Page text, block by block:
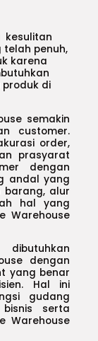
kesulitan
penuh,
karena
di
semakin
customer.
order,
prasyarat
dengan
andal yang
barang, alur
hal yang
Warehouse
dengan
yang benar
Hal ini
gudang
serta
Warehouse